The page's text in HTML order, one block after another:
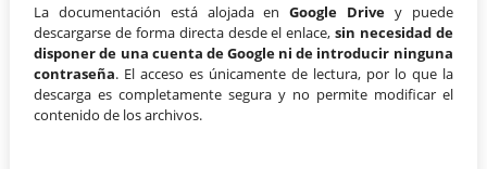
La documentación está alojada enGoogle Drive y puede
descargarse de forma directa desde el enlace,sin necesidad de
disponer de una cuenta de Google ni de introducir ninguna
contraseña. El acceso es únicamente de lectura, por lo que la
descarga es completamente segura y no permite modificar el
contenido de los archivos.